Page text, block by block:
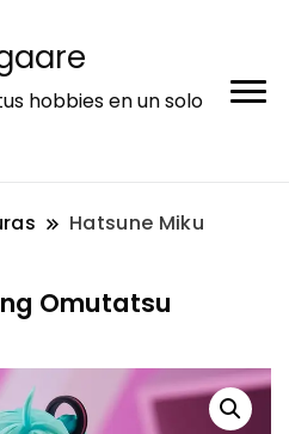
hobbies en un solo
Hatsune Miku
Omutatsu